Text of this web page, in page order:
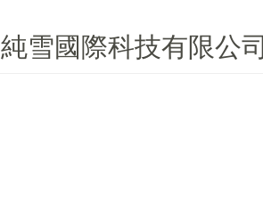
純雪國際科技有限公司